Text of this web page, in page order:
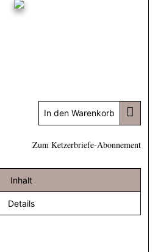
In den Warenkorb
Zum Ketzerbriefe-Abonnement
Inhalt
Details